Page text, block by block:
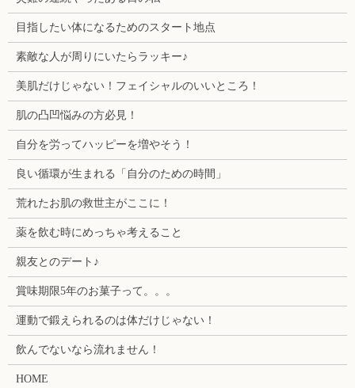
目指したい体になるためのスタート地点
素敵な人が周りにいたらラッキー♪
美肌だけじゃない！フェイシャルのいいところ！
肌の凸凹悩みの方必見！
自分を労ってハッピーを増やそう！
良い循環が生まれる「自分のための時間」
荒れたお肌の救世主がここに！
薬を飲む時にめっちゃ考えること
親友とのデート♪
賞味期限5年のお菓子って。。。
運動で鍛えられるのは体だけじゃない！
飲んでないなら流れません！
HOME